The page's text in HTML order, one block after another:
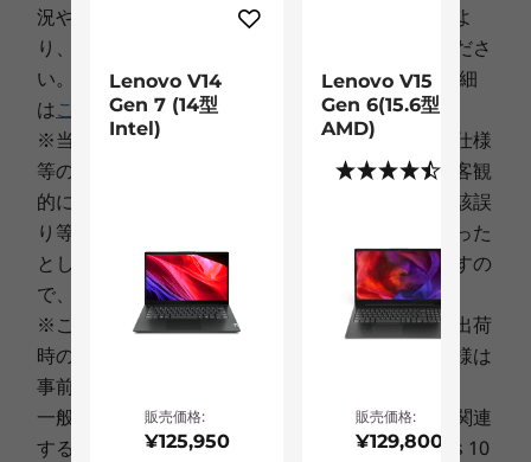
ビジネスにもエンターテイメントにも
LEDバックライト付 15.6型 FHD 液晶（1920 x
1080）を搭載。詳細で鮮明なビジュアルでビジ
ネスにも、クリエイティブ、動画などのエンター
テイメントなどにも最適な映像を提供します。デ
ィスプレイは180度開くことができ、簡単に共有
やコラボレーションができノートPCを快適に使
えます。
その他
ブランド
lenovo
況や使用部材の供給状況、製造工程上の都合等によ
り、遅延する場合がありますことを予めご了承くださ
い。 「出荷予定日」と「ご決済日」に関しての詳細
はこちら。
※当サイトに記載された製品・サービスの価格、仕様
等の表示に、表示上、作業上その他の理由による客観
的に明白な誤りまたは記述漏れがあった場合、当該誤
り等に基づくお客様のご注文を、弊社受諾後であった
としてもキャンセルさせていただく場合がありますの
で、 予めご了承ください。
※このカタログで使用されている製品の写真は、出荷
時のものと一部異なる場合があります。また、仕様は
事前の予告なしに変更する場合があります。
一般的なシステム情報：ご購入されるシステムに関連
するMicrosoft社提供の Windows 11 、 Windows 10
Lenovo V14
Gen 7 (14型
Intel)
販売価格:
¥125,950
Lenovo V15
Gen 6(15.6型
AMD)
(8)
販売価格:
¥129,800